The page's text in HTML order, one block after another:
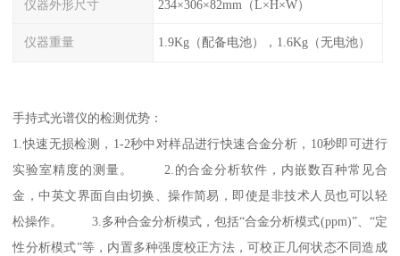
仪器外形尺寸 234×306×82mm（L×H×W）
仪器重量 1.9Kg（配备电池），1.6Kg（无电池）
手持式光谱仪的检测优势：
1.快速无损检测，1-2秒中对样品进行快速合金分析，10秒即可进行
实验室精度的测量。 2.的合金分析软件，内嵌数百种常见合
金，中英文界面自由切换、操作简易，即使是非技术人员也可以轻
松操作。 3.多种合金分析模式，包括“合金分析模式(ppm)”、“定
性分析模式”等，内置多种强度校正方法，可校正几何状态不同造成